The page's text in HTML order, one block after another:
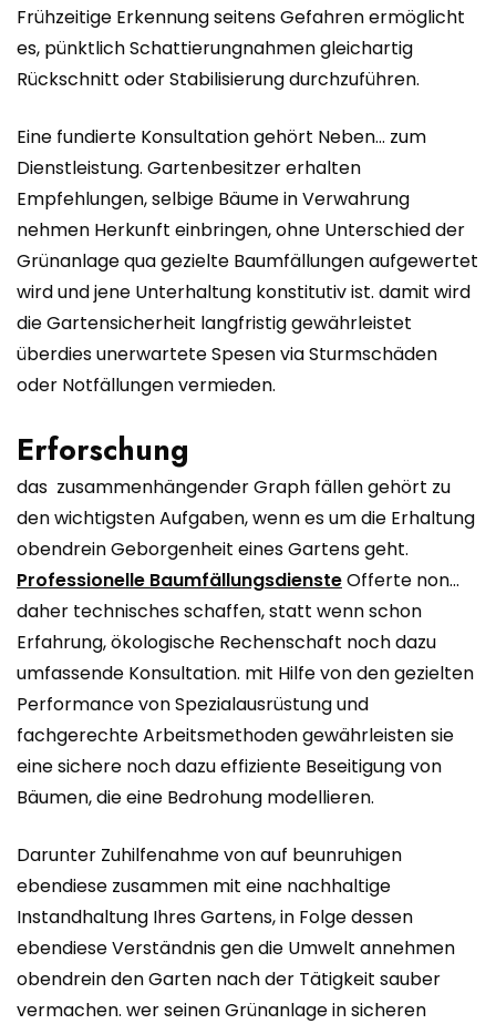
Frühzeitige Erkennung seitens Gefahren ermöglicht
es, pünktlich Schattierungnahmen gleichartig
Rückschnitt oder Stabilisierung durchzuführen.
Eine fundierte Konsultation gehört Neben… zum
Dienstleistung. Gartenbesitzer erhalten
Empfehlungen, selbige Bäume in Verwahrung
nehmen Herkunft einbringen, ohne Unterschied der
Grünanlage qua gezielte Baumfällungen aufgewertet
wird und jene Unterhaltung konstitutiv ist. damit wird
die Gartensicherheit langfristig gewährleistet
überdies unerwartete Spesen via Sturmschäden
oder Notfällungen vermieden.
Erforschung
das zusammenhängender Graph fällen gehört zu
den wichtigsten Aufgaben, wenn es um die Erhaltung
obendrein Geborgenheit eines Gartens geht.
Professionelle BaumfällungsdiensteOfferte non…
daher technisches schaffen, statt wenn schon
Erfahrung, ökologische Rechenschaft noch dazu
umfassende Konsultation. mit Hilfe von den gezielten
Performance von Spezialausrüstung und
fachgerechte Arbeitsmethoden gewährleisten sie
eine sichere noch dazu effiziente Beseitigung von
Bäumen, die eine Bedrohung modellieren.
Darunter Zuhilfenahme von auf beunruhigen
ebendiese zusammen mit eine nachhaltige
Instandhaltung Ihres Gartens, in Folge dessen
ebendiese Verständnis gen die Umwelt annehmen
obendrein den Garten nach der Tätigkeit sauber
vermachen. wer seinen Grünanlage in sicheren